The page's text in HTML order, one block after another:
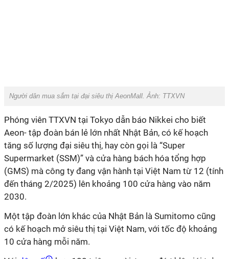
Người dân mua sắm tại đại siêu thị AeonMall. Ảnh: TTXVN
Phóng viên TTXVN tại Tokyo dẫn báo Nikkei cho biết
Aeon- tập đoàn bán lẻ lớn nhất Nhật Bản, có kế hoạch
tăng số lượng đại siêu thị, hay còn gọi là “Super
Supermarket (SSM)” và cửa hàng bách hóa tổng hợp
(GMS) mà công ty đang vận hành tại Việt Nam từ 12 (tính
đến tháng 2/2025) lên khoảng 100 cửa hàng vào năm
2030.
Một tập đoàn lớn khác của Nhật Bản là Sumitomo cũng
có kế hoạch mở siêu thị tại Việt Nam, với tốc độ khoảng
10 cửa hàng mỗi năm.